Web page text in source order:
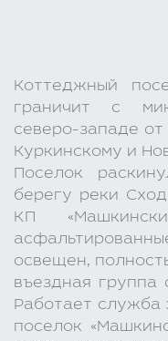
Коттеджный
граничит с
северо-западе
Куркинскому и
Поселок
берегу реки
КП
освещен,
въездная группа
Работает служба
поселок